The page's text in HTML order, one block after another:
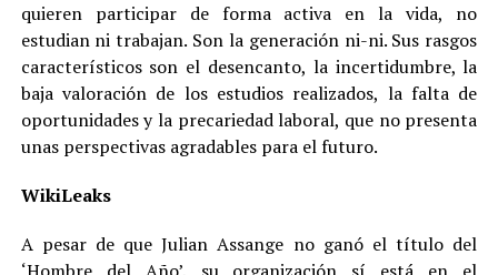
quieren participar de forma activa en la vida, no
estudian ni trabajan. Son la generación ni-ni. Sus rasgos
característicos son el desencanto, la incertidumbre, la
baja valoración de los estudios realizados, la falta de
oportunidades y la precariedad laboral, que no presenta
unas perspectivas agradables para el futuro.
WikiLeaks
A pesar de que Julian Assange no ganó el título del